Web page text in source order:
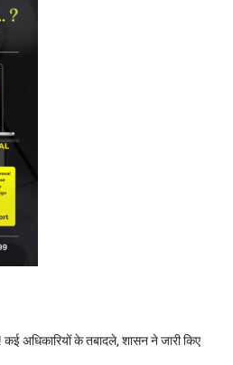
अधिकारियों के तबादले, शासन ने जारी किए